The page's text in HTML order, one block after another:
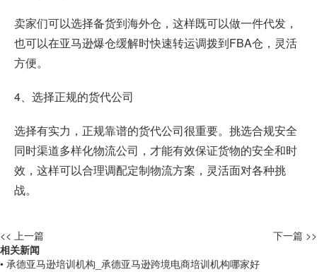
卖家们可以选择备货到海外仓，这样既可以做一件代发，
也可以在亚马逊爆仓缓解时快速转运调拨到FBA仓，灵活
方便。
4、选择正规的货代公司
选择有实力，正规靠谱的货代公司很重要。挑选合规安全
同时渠道多样化物流公司，才能有效保证货物的安全和时
效，这样可以合理调配定制物流方案，灵活面对各种挑
战。
<< 上一篇
下一篇 >>
相关新闻
• 承德亚马逊培训机构_承德亚马逊跨境电商培训机构哪家好